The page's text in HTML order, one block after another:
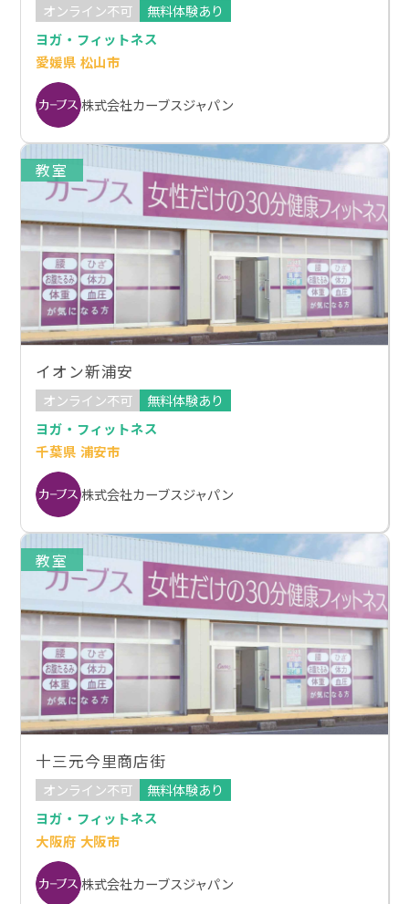
オンライン不可
無料体験あり
ヨガ・フィットネス
愛媛県 松山市
株式会社カーブスジャパン
教室
イオン新浦安
オンライン不可
無料体験あり
ヨガ・フィットネス
千葉県 浦安市
株式会社カーブスジャパン
教室
十三元今里商店街
オンライン不可
無料体験あり
ヨガ・フィットネス
大阪府 大阪市
株式会社カーブスジャパン